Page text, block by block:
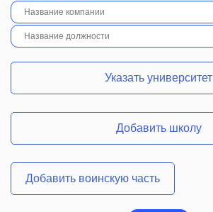
Указать университет
Добавить школу
Добавить воинскую часть